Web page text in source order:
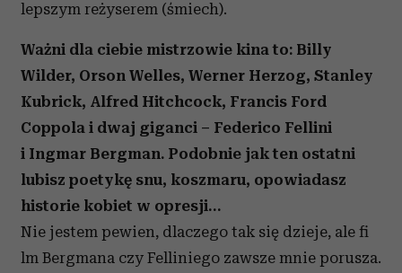
lepszym reżyserem (śmiech).
Ważni dla ciebie mistrzowie kina to: Billy
Wilder, Orson Welles, Werner Herzog, Stanley
Kubrick, Alfred Hitchcock, Francis Ford
Coppola i dwaj giganci – Federico Fellini
i Ingmar Bergman. Podobnie jak ten ostatni
lubisz poetykę snu, koszmaru, opowiadasz
historie kobiet w opresji…
Nie jestem pewien, dlaczego tak się dzieje, ale fi
lm Bergmana czy Felliniego zawsze mnie porusza.